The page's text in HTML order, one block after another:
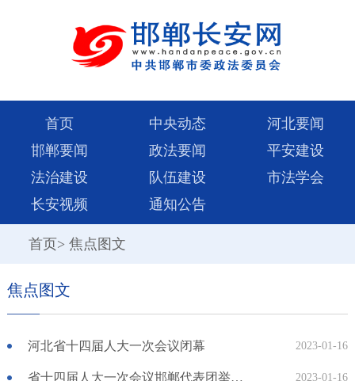
首页 中央动态
河北要闻
邯郸要闻
政法要闻
平安建设
法治建设
队伍建设
市法学会
长安视频
通知公告
首页> 焦点图文
焦点图文
河北省十四届人大一次会议闭幕 2023-01-16
省十四届人大一次会议邯郸代表团举行全体会议 推选张维亮为代表团团长 2023-01-16